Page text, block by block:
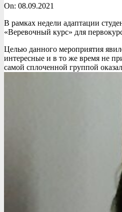
On: 08.09.2021
В рамках недели адаптации
«Веревочный курс» для
Целью данного мероприятия
интересные и в то же время не
самой сплоченной группой